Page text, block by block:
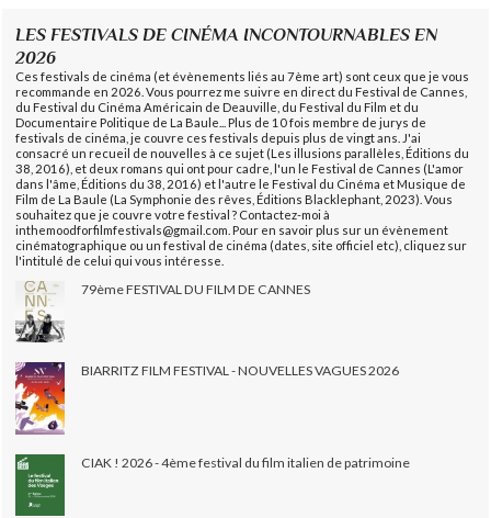
LES FESTIVALS DE CINÉMA INCONTOURNABLES EN
2026
Ces festivals de cinéma (et évènements liés au 7ème art) sont ceux que je vous
recommande en 2026. Vous pourrez me suivre en direct du Festival de Cannes,
du Festival du Cinéma Américain de Deauville, du Festival du Film et du
Documentaire Politique de La Baule... Plus de 10 fois membre de jurys de
festivals de cinéma, je couvre ces festivals depuis plus de vingt ans. J'ai
consacré un recueil de nouvelles à ce sujet (Les illusions parallèles, Éditions du
38, 2016), et deux romans qui ont pour cadre, l'un le Festival de Cannes (L'amor
dans l'âme, Éditions du 38, 2016) et l'autre le Festival du Cinéma et Musique de
Film de La Baule (La Symphonie des rêves, Éditions Blacklephant, 2023). Vous
souhaitez que je couvre votre festival ? Contactez-moi à
inthemoodforfilmfestivals@gmail.com. Pour en savoir plus sur un évènement
cinématographique ou un festival de cinéma (dates, site officiel etc), cliquez sur
l'intitulé de celui qui vous intéresse.
79ème FESTIVAL DU FILM DE CANNES
BIARRITZ FILM FESTIVAL - NOUVELLES VAGUES 2026
CIAK ! 2026 - 4ème festival du film italien de patrimoine